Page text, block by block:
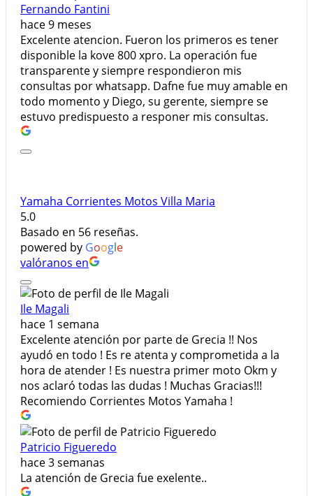
Fernando Fantini
hace 9 meses
Excelente atencion. Fueron los primeros es tener
disponible la kove 800 xpro. La operación fue
transparente y siempre respondieron mis
consultas por whatsapp. Dafne fue muy amable en
todo momento y Diego, su gerente, siempre se
estuvo predispuesto a responer mis consultas.
Yamaha Corrientes Motos Villa Maria
5.0
Basado en 56 reseñas.
powered by Google
valóranos en
Ile Magali
hace 1 semana
Excelente atención por parte de Grecia !! Nos
ayudó en todo ! Es re atenta y comprometida a la
hora de atender ! Es nuestra primer moto Okm y
nos aclaró todas las dudas ! Muchas Gracias!!!
Recomiendo Corrientes Motos Yamaha !
Patricio Figueredo
hace 3 semanas
La atención de Grecia fue exelente..